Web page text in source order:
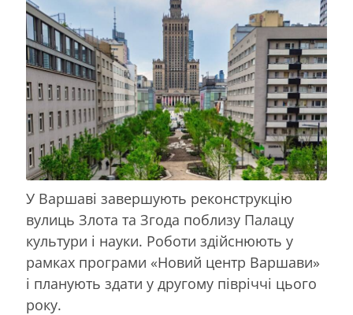
У Варшаві завершують реконструкцію
вулиць Злота та Згода поблизу Палацу
культури і науки. Роботи здійснюють у
рамках програми «Новий центр Варшави»
і планують здати у другому півріччі цього
року.